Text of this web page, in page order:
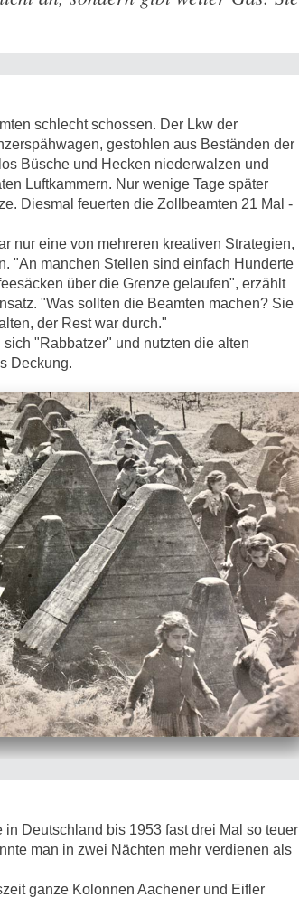
schlecht schossen. Der Lkw der
gestohlen aus Beständen der
Büsche und Hecken niederwalzen und
Luftkammern. Nur wenige Tage später
Diesmal feuerten die Zollbeamten 21 Mal -
nur eine von mehreren kreativen Strategien,
"An manchen Stellen sind einfach Hunderte
über die Grenze gelaufen", erzählt
"Was sollten die Beamten machen? Sie
der Rest war durch."
"Rabbatzer" und nutzten die alten
Deckung.
Deutschland bis 1953 fast drei Mal so teuer
man in zwei Nächten mehr verdienen als
ganze Kolonnen Aachener und Eifler